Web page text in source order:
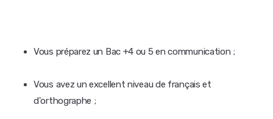
Vous préparez un Bac +4 ou 5 en communication ;
Vous avez un excellent niveau de français et
d'orthographe ;